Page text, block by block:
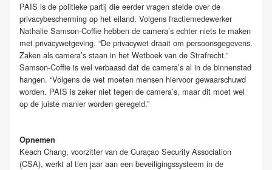
PAIS is de politieke partij die eerder vragen stelde over de
privacybescherming op het eiland. Volgens fractiemedewerker
Nathalie Samson-Coffie hebben de camera’s echter niets te maken
met privacywetgeving. “De privacywet draait om persoonsgegevens.
Zaken als camera’s staan in het Wetboek van de Strafrecht.”
Samson-Coffie is wel verbaasd dat de camera’s al in de binnenstad
hangen. “Volgens de wet moeten mensen hiervoor gewaarschuwd
worden. PAIS is zeker niet tegen de camera’s, maar dit moet wel
op de juiste manier worden geregeld.”
Opnemen
Keach Chang, voorzitter van de Curaçao Security Association
(CSA), werkt al tien jaar aan een beveiligingssysteem in de